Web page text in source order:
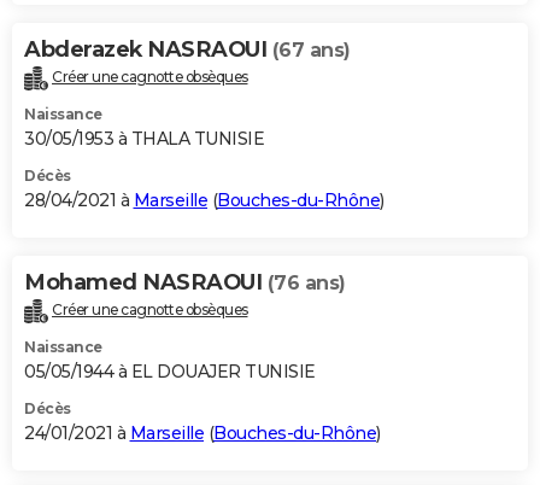
Abderazek NASRAOUI (67 ans)
Créer une cagnotte obsèques
Naissance
30/05/1953 à THALA TUNISIE
Décès
28/04/2021 à Marseille (Bouches-du-Rhône)
Mohamed NASRAOUI (76 ans)
Créer une cagnotte obsèques
Naissance
05/05/1944 à EL DOUAJER TUNISIE
Décès
24/01/2021 à Marseille (Bouches-du-Rhône)